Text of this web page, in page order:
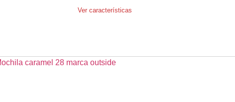
Ver características